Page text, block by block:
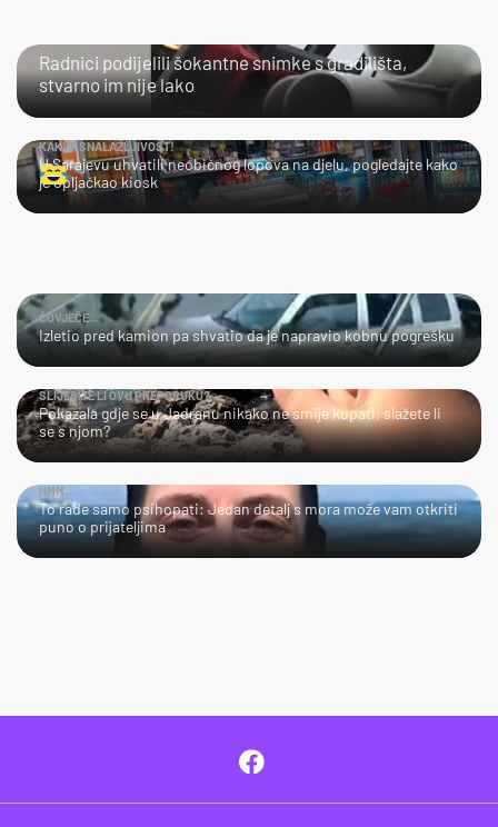
Radnici podijelili šokantne snimke s gradilišta,
stvarno im nije lako
KAKVA SNALAŽLJIVOST!
U Sarajevu uhvatili neobičnog lopova na djelu, pogledajte kako
je opljačkao kiosk
ČOVJEČE...
Izletio pred kamion pa shvatio da je napravio kobnu pogrešku
SLIJEDITE LI OVU PREPORUKU?
Pokazala gdje se u Jadranu nikako ne smije kupati, slažete li
se s njom?
HMM…
To rade samo psihopati: Jedan detalj s mora može vam otkriti
puno o prijateljima